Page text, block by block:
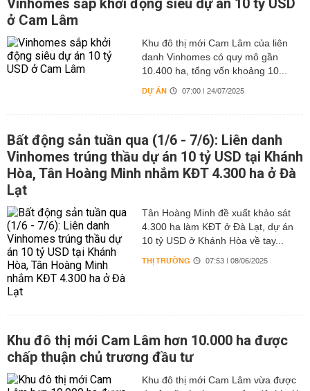
Vinhomes sắp khởi động siêu dự án 10 tỷ USD
ở Cam Lâm
Khu đô thị mới Cam Lâm của liên
danh Vinhomes có quy mô gần
10.400 ha, tổng vốn khoảng 10...
DỰ ÁN 07:00 | 24/07/2025
Bất động sản tuần qua (1/6 - 7/6): Liên danh
Vinhomes trúng thầu dự án 10 tỷ USD tại Khánh
Hòa, Tân Hoàng Minh nhắm KĐT 4.300 ha ở Đà
Lạt
Tân Hoàng Minh đề xuất khảo sát
4.300 ha làm KĐT ở Đà Lạt, dự án
10 tỷ USD ở Khánh Hòa về tay...
THỊ TRƯỜNG 07:53 | 08/06/2025
Khu đô thị mới Cam Lâm hơn 10.000 ha được
chấp thuận chủ trương đầu tư
Khu đô thị mới Cam Lâm vừa được